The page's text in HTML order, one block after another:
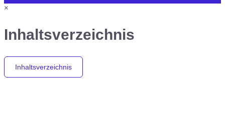
×
Inhaltsverzeichnis
Inhaltsverzeichnis